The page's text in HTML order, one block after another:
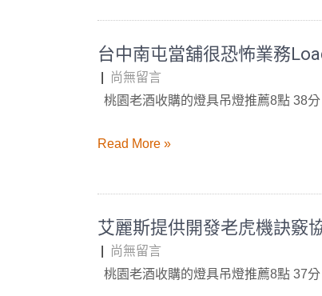
台中南屯當舖很恐怖業務
尚無留言
桃園老酒收購的燈具吊燈推薦8點 38
Read More »
艾麗斯提供開發老虎機訣竅
尚無留言
桃園老酒收購的燈具吊燈推薦8點 37